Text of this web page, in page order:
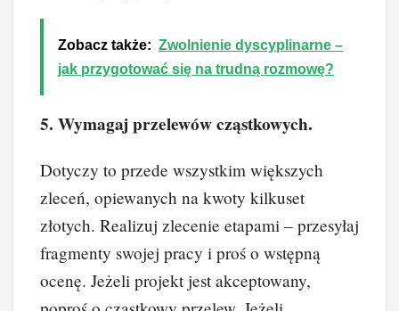
Zobacz także: Zwolnienie dyscyplinarne –
jak przygotować się na trudną rozmowę?
5. Wymagaj przelewów cząstkowych.
Dotyczy to przede wszystkim większych
zleceń, opiewanych na kwoty kilkuset
złotych. Realizuj zlecenie etapami – przesyłaj
fragmenty swojej pracy i proś o wstępną
ocenę. Jeżeli projekt jest akceptowany,